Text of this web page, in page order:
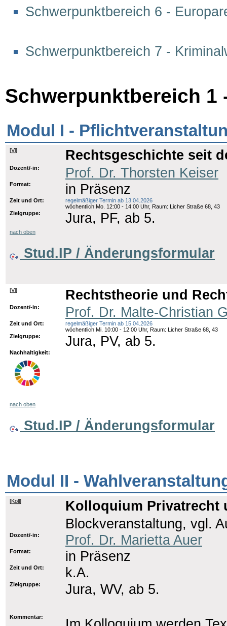
Schwerpunktbereich 6 -
Schwerpunktbereich 7 -
Schwerpunktbereich
Modul I -
[Vl] Rechtsgeschichte seit
Dozent/-in: Prof. Dr. Thorsten Keiser
Format: in Präsenz
Zeit und Ort:
regelmäßiger Termin ab 13.04.2026
wöchentlich Mo. 12:00 - 14:00 Uhr, Raum: Licher Straße 68, 43
Zielgruppe:
Jura, PF, ab 5.
nach oben
Stud.IP / Änderungsformular
[Vl] Rechtstheorie und
Dozent/-in: Prof. Dr. Malte-Christian
Zeit und Ort:
regelmäßiger Termin ab 15.04.2026
wöchentlich Mi. 10:00 - 12:00 Uhr, Raum: Licher Straße 68, 43
Zielgruppe:
Jura, PV, ab 5.
Nachhaltigkeit:
nach oben
Stud.IP / Änderungsformular
Modul II -
[Koll]
Kolloquium Privatrecht
Blockveranstaltung, vgl.
Dozent/-in: Prof. Dr. Marietta Auer
Format: in Präsenz
Zeit und Ort: k.A.
Zielgruppe: Jura, WV, ab 5.
Kommentar: